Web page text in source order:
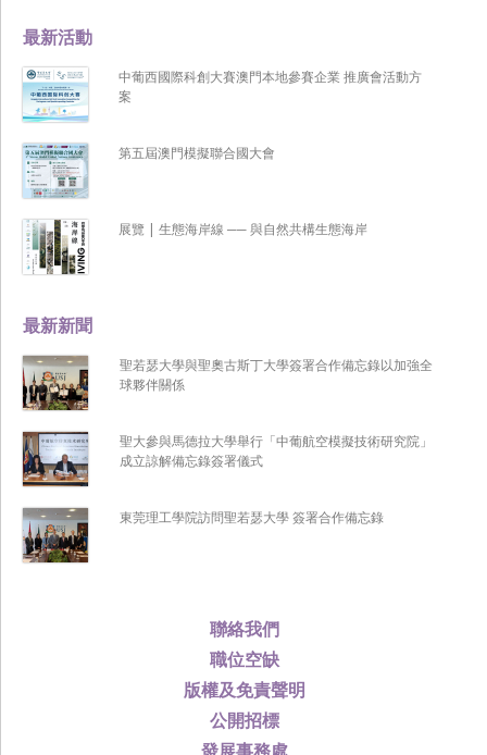
聯絡我們
職位空缺
版權及免責聲明
公開招標
最新新聞
聖若瑟大學與聖奧古斯丁大學簽署合作備忘錄以加強全
球夥伴關係
聖大參與馬德拉大學舉行「中葡航空模擬技術研究院」
成立諒解備忘錄簽署儀式
東莞理工學院訪問聖若瑟大學 簽署合作備忘錄
最新活動
中葡西國際科創大賽澳門本地參賽企業 推廣會活動方
案
第五屆澳門模擬聯合國大會
展覽 | 生態海岸線 ── 與自然共構生態海岸